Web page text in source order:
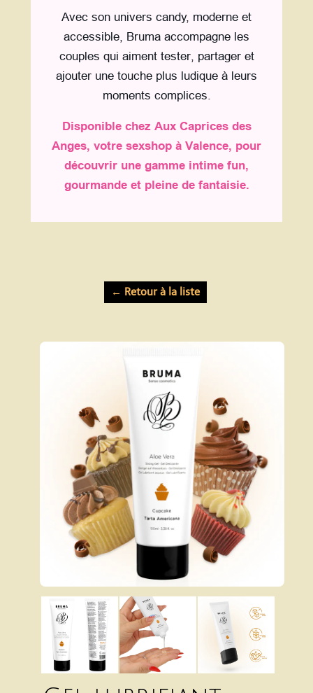
Avec son univers candy, moderne et
accessible, Bruma accompagne les
couples qui aiment tester, partager et
ajouter une touche plus ludique à leurs
moments complices.
Disponible chez Aux Caprices des
Anges, votre sexshop à Valence, pour
découvrir une gamme intime fun,
gourmande et pleine de fantaisie.
← Retour à la liste